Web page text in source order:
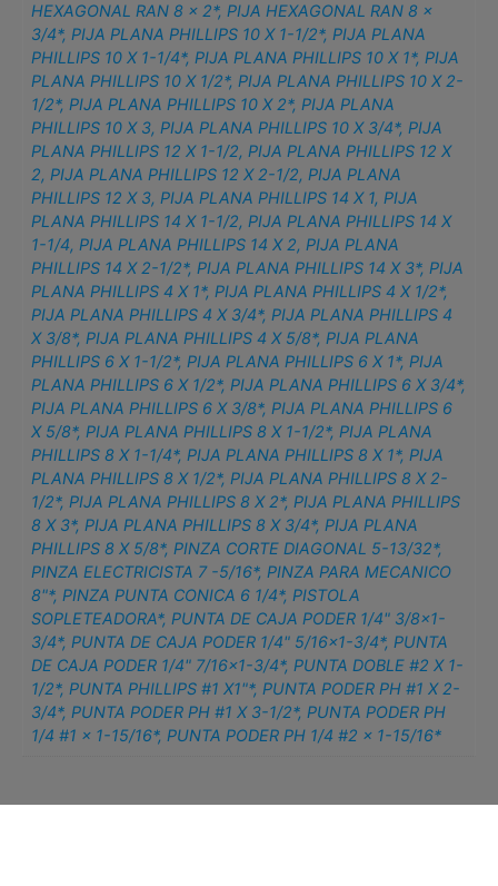
HEXAGONAL RAN 8 x 2*,PIJA HEXAGONAL RAN 8 x
3/4*,PIJA PLANA PHILLIPS 10 X 1-1/2*,PIJA PLANA
PHILLIPS 10 X 1-1/4*,PIJA PLANA PHILLIPS 10 X 1*,PIJA
PLANA PHILLIPS 10 X 1/2*,PIJA PLANA PHILLIPS 10 X 2-
1/2*,PIJA PLANA PHILLIPS 10 X 2*,PIJA PLANA
PHILLIPS 10 X 3,PIJA PLANA PHILLIPS 10 X 3/4*,PIJA
PLANA PHILLIPS 12 X 1-1/2,PIJA PLANA PHILLIPS 12 X
2,PIJA PLANA PHILLIPS 12 X 2-1/2,PIJA PLANA
PHILLIPS 12 X 3,PIJA PLANA PHILLIPS 14 X 1,PIJA
PLANA PHILLIPS 14 X 1-1/2,PIJA PLANA PHILLIPS 14 X
1-1/4,PIJA PLANA PHILLIPS 14 X 2,PIJA PLANA
PHILLIPS 14 X 2-1/2*,PIJA PLANA PHILLIPS 14 X 3*,PIJA
PLANA PHILLIPS 4 X 1*,PIJA PLANA PHILLIPS 4 X 1/2*,
PIJA PLANA PHILLIPS 4 X 3/4*,PIJA PLANA PHILLIPS 4
X 3/8*,PIJA PLANA PHILLIPS 4 X 5/8*,PIJA PLANA
PHILLIPS 6 X 1-1/2*,PIJA PLANA PHILLIPS 6 X 1*,PIJA
PLANA PHILLIPS 6 X 1/2*,PIJA PLANA PHILLIPS 6 X 3/4*,
PIJA PLANA PHILLIPS 6 X 3/8*,PIJA PLANA PHILLIPS 6
X 5/8*,PIJA PLANA PHILLIPS 8 X 1-1/2*,PIJA PLANA
PHILLIPS 8 X 1-1/4*,PIJA PLANA PHILLIPS 8 X 1*,PIJA
PLANA PHILLIPS 8 X 1/2*,PIJA PLANA PHILLIPS 8 X 2-
1/2*,PIJA PLANA PHILLIPS 8 X 2*,PIJA PLANA PHILLIPS
8 X 3*,PIJA PLANA PHILLIPS 8 X 3/4*,PIJA PLANA
PHILLIPS 8 X 5/8*,PINZA CORTE DIAGONAL 5-13/32*,
PINZA ELECTRICISTA 7 -5/16*,PINZA PARA MECANICO
8"*,PINZA PUNTA CONICA 6 1/4*,PISTOLA
SOPLETEADORA*,PUNTA DE CAJA PODER 1/4" 3/8×1-
3/4*,PUNTA DE CAJA PODER 1/4" 5/16×1-3/4*,PUNTA
DE CAJA PODER 1/4" 7/16×1-3/4*,PUNTA DOBLE #2 X 1-
1/2*,PUNTA PHILLIPS #1 X1"*,PUNTA PODER PH #1 X 2-
3/4*,PUNTA PODER PH #1 X 3-1/2*,PUNTA PODER PH
1/4 #1 x 1-15/16*,PUNTA PODER PH 1/4 #2 x 1-15/16*